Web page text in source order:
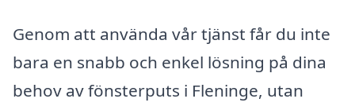
Genom att använda vår tjänst får du inte
bara en snabb och enkel lösning på dina
behov av fönsterputs i Fleninge, utan